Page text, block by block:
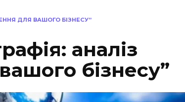
ДЛЯ ВАШОГО БІЗНЕСУ”
аналіз
бізнесу”